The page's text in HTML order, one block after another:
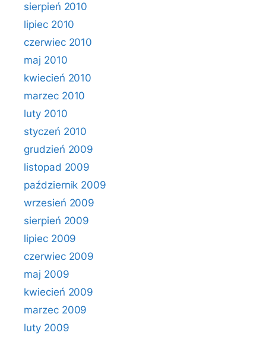
sierpień 2010
lipiec 2010
czerwiec 2010
maj 2010
kwiecień 2010
marzec 2010
luty 2010
styczeń 2010
grudzień 2009
listopad 2009
październik 2009
wrzesień 2009
sierpień 2009
lipiec 2009
czerwiec 2009
maj 2009
kwiecień 2009
marzec 2009
luty 2009